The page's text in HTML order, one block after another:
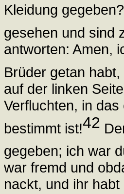
Kleidung gegeben?
gesehen und sind
antworten: Amen,
Brüder getan
auf der linken
Verfluchten, in
bestimmt ist!42
gegeben; ich war
war fremd und
nackt, und ihr